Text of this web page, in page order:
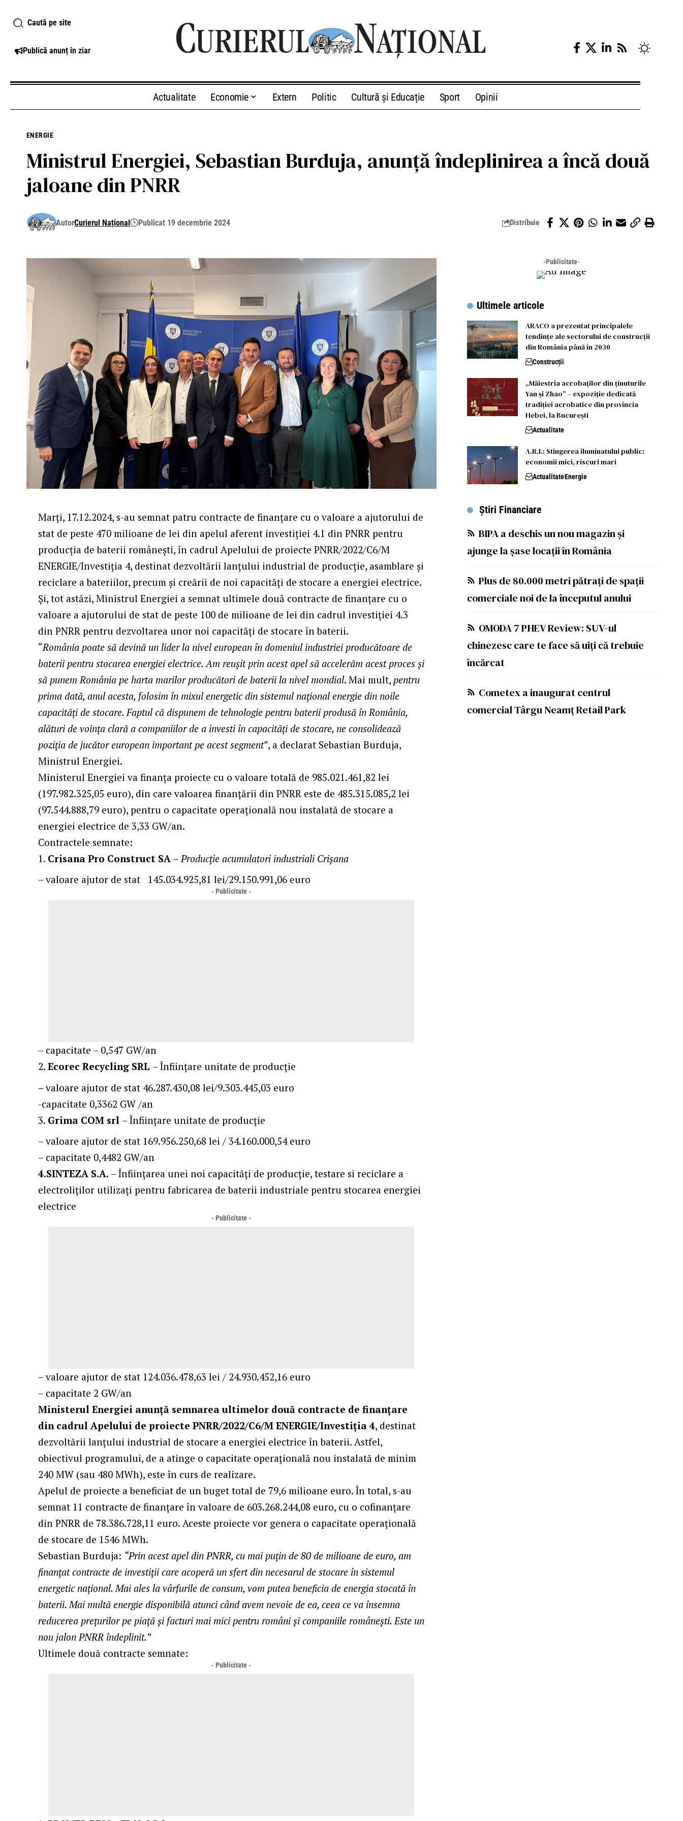
Caută pe site
Publică anunț în ziar
Actualitate Economie Extern Politic Cultură și Educație Sport Opinii
ENERGIE
Ministrul Energiei, Sebastian Burduja, anunță îndeplinirea a încă două
jaloane din PNRR
AutorCurierul Național Publicat 19 decembrie 2024 Distribuie
Marți, 17.12.2024, s-au semnat patru contracte de finanțare cu o valoare a ajutorului de
stat de peste 470 milioane de lei din apelul aferent investiției 4.1 din PNRR pentru
producția de baterii românești, în cadrul Apelului de proiecte PNRR/2022/C6/M
ENERGIE/Investiţia 4, destinat dezvoltării lanțului industrial de producție, asamblare și
reciclare a bateriilor, precum și creării de noi capacități de stocare a energiei electrice.
Și, tot astăzi, Ministrul Energiei a semnat ultimele două contracte de finanțare cu o
valoare a ajutorului de stat de peste 100 de milioane de lei din cadrul investiției 4.3
din PNRR pentru dezvoltarea unor noi capacități de stocare în baterii.
“România poate să devină un lider la nivel european în domeniul industriei producătoare de
baterii pentru stocarea energiei electrice. Am reușit prin acest apel să accelerăm acest proces și
să punem România pe harta marilor producători de baterii la nivel mondial. Mai mult, pentru
prima dată, anul acesta, folosim în mixul energetic din sistemul național energie din noile
capacități de stocare. Faptul că dispunem de tehnologie pentru baterii produsă în România,
alături de voința clară a companiilor de a investi în capacități de stocare, ne consolidează
poziția de jucător european important pe acest segment”, a declarat Sebastian Burduja,
Ministrul Energiei.
Ministerul Energiei va finanța proiecte cu o valoare totală de 985.021.461,82 lei
(197.982.325,05 euro), din care valoarea finanțării din PNRR este de 485.315.085,2 lei
(97.544.888,79 euro), pentru o capacitate operațională nou instalată de stocare a
energiei electrice de 3,33 GW/an.
Contractele semnate:
Crisana Pro Construct SA – Producție acumulatori industriali Crișana
– valoare ajutor de stat 145.034.925,81 lei/29.150.991,06 euro
- Publicitate -
– capacitate – 0,547 GW/an
Ecorec Recycling SRL – Înființare unitate de producție
–valoare ajutor de stat 46.287.430,08 lei/9.303.445,03 euro
-capacitate 0,3362 GW /an
Grima COM srl – Înființare unitate de producție
– valoare ajutor de stat 169.956.250,68 lei / 34.160.000,54 euro
– capacitate 0,4482 GW/an
4.SINTEZA S.A. – Înființarea unei noi capacități de producție, testare si reciclare a
electroliților utilizați pentru fabricarea de baterii industriale pentru stocarea energiei
electrice
- Publicitate -
– valoare ajutor de stat 124.036.478,63 lei / 24.930.452,16 euro
– capacitate 2 GW/an
Ministerul Energiei anunță semnarea ultimelor două contracte de finanțare
din cadrul Apelului de proiecte PNRR/2022/C6/M ENERGIE/Investiţia 4, destinat
dezvoltării lanțului industrial de stocare a energiei electrice în baterii. Astfel,
obiectivul programului, de a atinge o capacitate operațională nou instalată de minim
240 MW (sau 480 MWh), este în curs de realizare.
Apelul de proiecte a beneficiat de un buget total de 79,6 milioane euro. În total, s-au
semnat 11 contracte de finanțare în valoare de 603.268.244,08 euro, cu o cofinanțare
din PNRR de 78.386.728,11 euro. Aceste proiecte vor genera o capacitate operațională
de stocare de 1546 MWh.
Sebastian Burduja: “Prin acest apel din PNRR, cu mai puțin de 80 de milioane de euro, am
finanțat contracte de investiții care acoperă un sfert din necesarul de stocare în sistemul
energetic național. Mai ales la vârfurile de consum, vom putea beneficia de energia stocată în
baterii. Mai multă energie disponibilă atunci când avem nevoie de ea, ceea ce va însemna
reducerea prețurilor pe piață și facturi mai mici pentru români și companiile românești. Este un
nou jalon PNRR îndeplinit.”
Ultimele două contracte semnate:
- Publicitate -
-Publicitate-
Ultimele articole
ARACO a prezentat principalele
tendințe ale sectorului de construcții
din România până în 2030
Construcții
„Măiestria acrobaților din ținuturile
Yan și Zhao” – expoziție dedicată
tradiției acrobatice din provincia
Hebei, la București
Actualitate
A.R.I.: Stingerea iluminatului public:
economii mici, riscuri mari
ActualitateEnergie
Știri Financiare
BIPA a deschis un nou magazin și
ajunge la șase locații în România
Plus de 80.000 metri pătrați de spații
comerciale noi de la începutul anului
OMODA 7 PHEV Review: SUV-ul
chinezesc care te face să uiți că trebuie
încărcat
Cometex a inaugurat centrul
comercial Târgu Neamț Retail Park